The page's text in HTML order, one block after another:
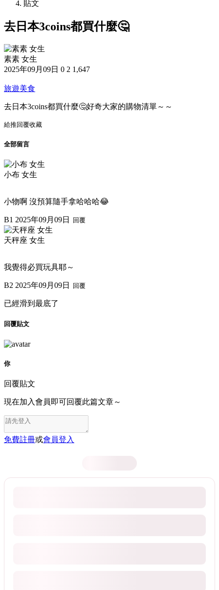
貼文
去日本3coins都買什麼🤔
素素 女生
2025年09月09日 0 2 1,647
旅遊美食
去日本3coins都買什麼🤔好奇大家的購物清單～～
給推回覆收藏
全部留言
小布 女生
小物啊 沒預算隨手拿哈哈哈😂
B1 2025年09月09日 回覆
天秤座 女生
我覺得必買玩具耶～
B2 2025年09月09日 回覆
已經滑到最底了
回覆貼文
你
回覆貼文
現在加入會員即可回覆此篇文章～
免費註冊或會員登入